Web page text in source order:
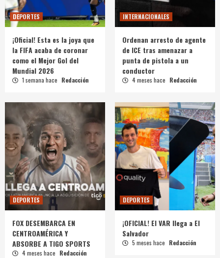
DEPORTES
¡Oficial! Esta es la joya que
la FIFA acaba de coronar
como el Mejor Gol del
Mundial 2026
1 semana hace Redacción
INTERNACIONALES
Ordenan arresto de agente
de ICE tras amenazar a
punta de pistola a un
conductor
4 meses hace Redacción
DEPORTES
FOX DESEMBARCA EN
CENTROAMÉRICA Y
ABSORBE A TIGO SPORTS
4 meses hace Redacción
DEPORTES
¡OFICIAL! El VAR llega a El
Salvador
5 meses hace Redacción